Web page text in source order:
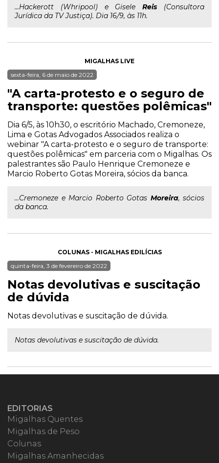
...Hackerott (Whripool) e GiseleReis (Consultora
Jurídica da TV Justiça). Dia 16/9, às 11h.
MIGALHAS LIVE
sexta-feira, 6 de maio de 2022
"A carta-protesto e o seguro de
transporte: questões polêmicas"
Dia 6/5, às 10h30, o escritório Machado, Cremoneze,
Lima e Gotas Advogados Associados realiza o
webinar "A carta-protesto e o seguro de transporte:
questões polêmicas" em parceria com o Migalhas. Os
palestrantes são Paulo Henrique Cremoneze e
Marcio Roberto Gotas Moreira, sócios da banca.
...Cremoneze e Marcio Roberto Gotas Moreira, sócios
da banca.
COLUNAS - MIGALHAS EDILÍCIAS
quinta-feira, 3 de fevereiro de 2022
Notas devolutivas e suscitação
de dúvida
Notas devolutivas e suscitação de dúvida.
Notas devolutivas e suscitação de dúvida.
EDITORIAS
Migalhas Quentes
Migalhas de Peso
Colunas
Migalhas Amanhecidas